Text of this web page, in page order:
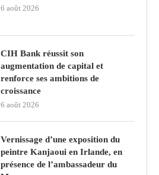
6 août 2026
CIH Bank réussit son
augmentation de capital et
renforce ses ambitions de
croissance
6 août 2026
Vernissage d’une exposition du
peintre Kanjaoui en Irlande, en
présence de l’ambassadeur du